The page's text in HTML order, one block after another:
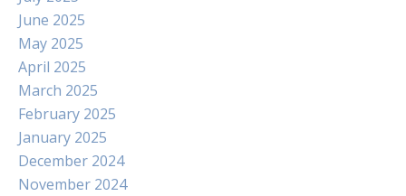
June 2025
May 2025
April 2025
March 2025
February 2025
January 2025
December 2024
November 2024